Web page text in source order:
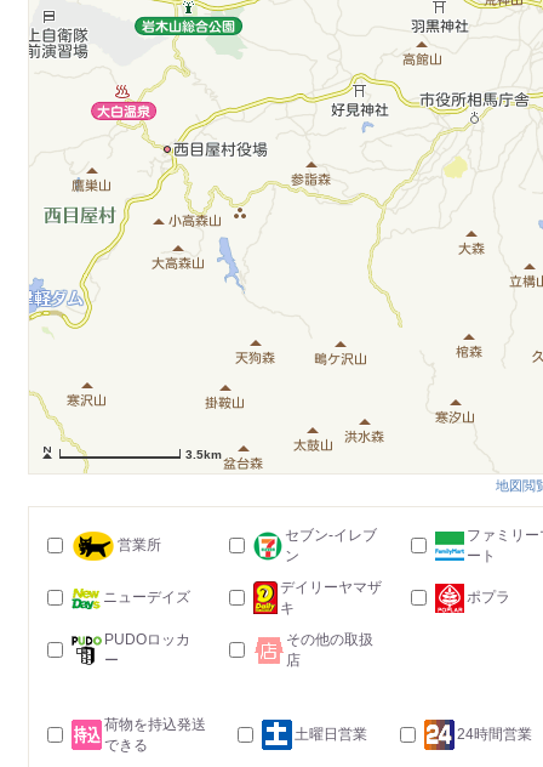
3.5km
地図閲
営業所
セブン-イレブ
ン
ファミリー
ート
ニューデイズ
デイリーヤマザ
キ
ポプラ
PUDOロッカ
ー
その他の取扱
店
荷物を持込発送
できる
土曜日営業 24時間営業